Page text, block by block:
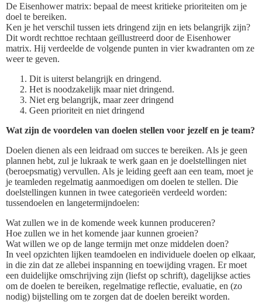
De Eisenhower matrix: bepaal de meest kritieke prioriteiten om je
doel te bereiken.
Ken je het verschil tussen iets dringend zijn en iets belangrijk zijn?
Dit wordt rechttoe rechtaan geïllustreerd door de Eisenhower
matrix. Hij verdeelde de volgende punten in vier kwadranten om ze
weer te geven.
Dit is uiterst belangrijk en dringend.
Het is noodzakelijk maar niet dringend.
Niet erg belangrijk, maar zeer dringend
Geen prioriteit en niet dringend
Wat zijn de voordelen van doelen stellen voor jezelf en je team?
Doelen dienen als een leidraad om succes te bereiken. Als je geen
plannen hebt, zul je lukraak te werk gaan en je doelstellingen niet
(beroepsmatig) vervullen. Als je leiding geeft aan een team, moet je
je teamleden regelmatig aanmoedigen om doelen te stellen. Die
doelstellingen kunnen in twee categorieën verdeeld worden:
tussendoelen en langetermijndoelen:
Wat zullen we in de komende week kunnen produceren?
Hoe zullen we in het komende jaar kunnen groeien?
Wat willen we op de lange termijn met onze middelen doen?
In veel opzichten lijken teamdoelen en individuele doelen op elkaar,
in die zin dat ze allebei inspanning en toewijding vragen. Er moet
een duidelijke omschrijving zijn (liefst op schrift), dagelijkse acties
om de doelen te bereiken, regelmatige reflectie, evaluatie, en (zo
nodig) bijstelling om te zorgen dat de doelen bereikt worden.